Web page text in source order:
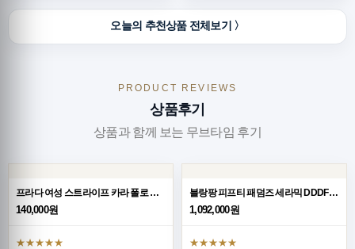
오늘의 추천상품 전체보기 〉
PRODUCT REVIEWS
상품후기
상품과 함께 보는 무브타임 후기
프라다 여성 스트라이프 카라 폴로 반팔 티셔츠 26SS
140,000원
★★★★★
블랑팡 피프티 패덤즈 세라믹 DDDF 베스트 에디션 블루 다이얼 세라믹 브레이슬릿 A1315
1,092,000원
★★★★★